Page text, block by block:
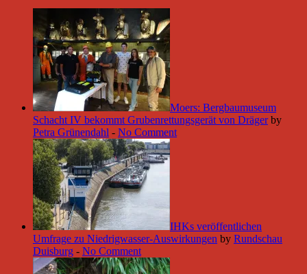
Moers: Bergbaumuseum
Schacht IV bekommt Grubenrettungsgerät von Dräger by
Petra Grünendahl - No Comment
IHKs veröffentlichen
Umfrage zu Niedrigwasser-Auswirkungen by Rundschau
Duisburg - No Comment